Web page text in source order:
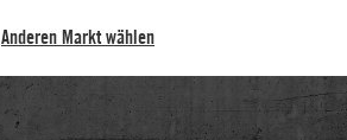
Anderen Markt wählen